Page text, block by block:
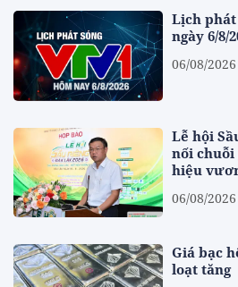
Lịch phát
ngày 6/8/
06/08/
Lễ hội
nối
hiệu
06/08/
Giá bạc
loạt tăng